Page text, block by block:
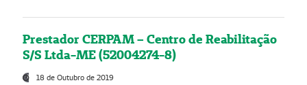
Prestador CERPAM – Centro de Reabilitação
S/S Ltda-ME (52004274-8)
18 de Outubro de 2019